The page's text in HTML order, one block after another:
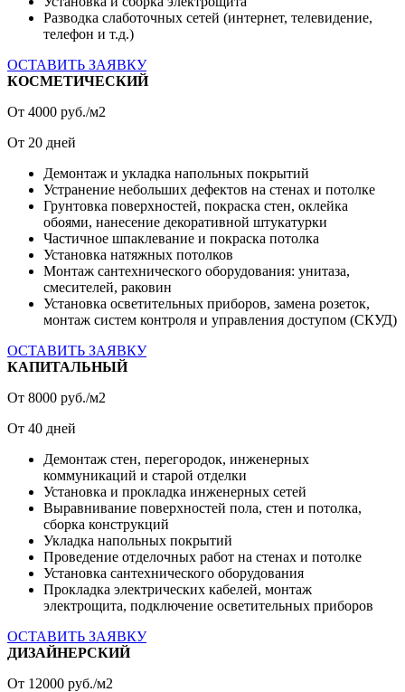
Разводка слаботочных сетей (интернет, телевидение,
телефон и т.д.)
ОСТАВИТЬ ЗАЯВКУ
КОСМЕТИЧЕСКИЙ
От 4000 руб./м2
От 20 дней
Демонтаж и укладка напольных покрытий
Устранение небольших дефектов на стенах и потолке
Грунтовка поверхностей, покраска стен, оклейка
обоями, нанесение декоративной штукатурки
Частичное шпаклевание и покраска потолка
Установка натяжных потолков
Монтаж сантехнического оборудования: унитаза,
смесителей, раковин
Установка осветительных приборов, замена розеток,
монтаж систем контроля и управления доступом (СКУД)
ОСТАВИТЬ ЗАЯВКУ
КАПИТАЛЬНЫЙ
От 8000 руб./м2
От 40 дней
Демонтаж стен, перегородок, инженерных
коммуникаций и старой отделки
Установка и прокладка инженерных сетей
Выравнивание поверхностей пола, стен и потолка,
сборка конструкций
Укладка напольных покрытий
Проведение отделочных работ на стенах и потолке
Установка сантехнического оборудования
Прокладка электрических кабелей, монтаж
электрощита, подключение осветительных приборов
ОСТАВИТЬ ЗАЯВКУ
ДИЗАЙНЕРСКИЙ
От 12000 руб./м2